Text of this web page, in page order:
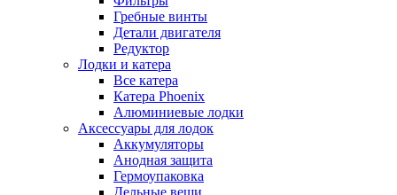
Гребные винты
Детали двигателя
Редуктор
Лодки и катера
Все катера
Катера Phoenix
Алюминиевые лодки
Аксессуары для лодок
Аккумуляторы
Анодная защита
Гермоупаковка
Дельные вещи